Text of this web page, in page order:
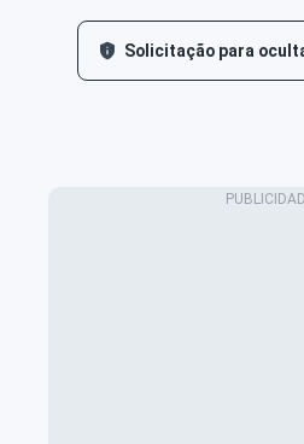
Solicitação para